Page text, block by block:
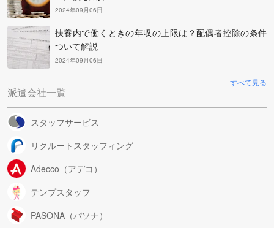
2024年09月06日
扶養内で働くときの年収の上限は？配偶者控除の条件
ついて解説
2024年09月06日
すべて見る
派遣会社一覧
スタッフサービス
リクルートスタッフィング
Adecco（アデコ）
テンプスタッフ
PASONA（パソナ）